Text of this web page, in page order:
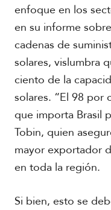
enfoque en los
en su informe
cadenas de
solares, vislumbra
ciento de la
solares. “El 98 por
que importa Brasil
Tobin, quien
mayor exportador
en toda la región.
Si bien, esto se